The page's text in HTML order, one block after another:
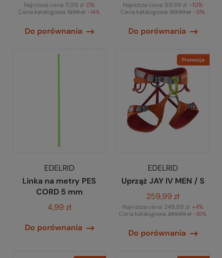
Najniższa cena:11,99 zł 0%
Cena katalogowa: 13,99 zł -14%
Do porównania
Najniższa cena: 99,99 zł -10%
Cena katalogowa: 129,99 zł -31%
Do porównania
EDELRID
Linka na metry PES
CORD 5 mm
4,99 zł
Do porównania
Promocja
EDELRID
Uprząż JAY IV MEN / S
259,99 zł
Najniższa cena: 249,99 zł +4%
Cena katalogowa: 289,99 zł -10%
Do porównania